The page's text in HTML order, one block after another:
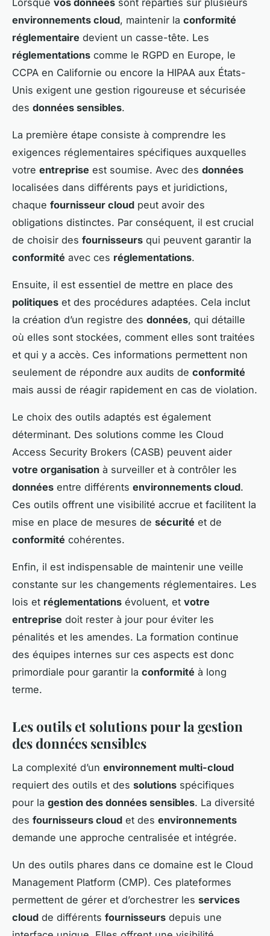
environnements cloud, maintenir la conformité
réglementaire devient un casse-tête. Les
réglementations comme le RGPD en Europe, le
CCPA en Californie ou encore la HIPAA aux États-
Unis exigent une gestion rigoureuse et sécurisée
des données sensibles.
La première étape consiste à comprendre les
exigences réglementaires spécifiques auxquelles
votre entreprise est soumise. Avec des données
localisées dans différents pays et juridictions,
chaque fournisseur cloud peut avoir des
obligations distinctes. Par conséquent, il est crucial
de choisir des fournisseurs qui peuvent garantir la
conformité avec ces réglementations.
Ensuite, il est essentiel de mettre en place des
politiques et des procédures adaptées. Cela inclut
la création d’un registre des données, qui détaille
où elles sont stockées, comment elles sont traitées
et qui y a accès. Ces informations permettent non
seulement de répondre aux audits de conformité
mais aussi de réagir rapidement en cas de violation.
Le choix des outils adaptés est également
déterminant. Des solutions comme les Cloud
Access Security Brokers (CASB) peuvent aider
votre organisation à surveiller et à contrôler les
données entre différents environnements cloud.
Ces outils offrent une visibilité accrue et facilitent la
mise en place de mesures de sécurité et de
conformité cohérentes.
Enfin, il est indispensable de maintenir une veille
constante sur les changements réglementaires. Les
lois et réglementations évoluent, et votre
entreprise doit rester à jour pour éviter les
pénalités et les amendes. La formation continue
des équipes internes sur ces aspects est donc
primordiale pour garantir la conformité à long
terme.
Les outils et solutions pour la gestion
des données sensibles
La complexité d’un environnement multi-cloud
requiert des outils et des solutions spécifiques
pour la gestion des données sensibles. La diversité
des fournisseurs cloud et des environnements
demande une approche centralisée et intégrée.
Un des outils phares dans ce domaine est le Cloud
Management Platform (CMP). Ces plateformes
permettent de gérer et d’orchestrer les services
cloud de différents fournisseurs depuis une